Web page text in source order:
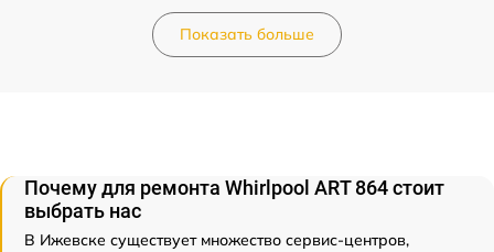
Показать больше
Почему для ремонта Whirlpool ART 864 стоит
выбрать нас
В Ижевске существует множество сервис-центров,